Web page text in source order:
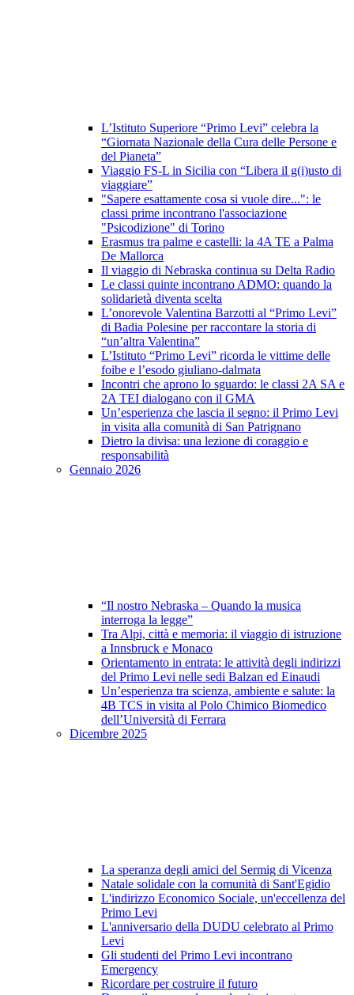
L’Istituto Superiore “Primo Levi” celebra la
“Giornata Nazionale della Cura delle Persone e
del Pianeta”
Viaggio FS-L in Sicilia con “Libera il g(i)usto di
viaggiare”
"Sapere esattamente cosa si vuole dire...": le
classi prime incontrano l'associazione
"Psicodizione" di Torino
Erasmus tra palme e castelli: la 4A TE a Palma
De Mallorca
Il viaggio di Nebraska continua su Delta Radio
Le classi quinte incontrano ADMO: quando la
solidarietà diventa scelta
L’onorevole Valentina Barzotti al “Primo Levi”
di Badia Polesine per raccontare la storia di
“un’altra Valentina”
L’Istituto “Primo Levi” ricorda le vittime delle
foibe e l’esodo giuliano-dalmata
Incontri che aprono lo sguardo: le classi 2A SA e
2A TEI dialogano con il GMA
Un’esperienza che lascia il segno: il Primo Levi
in visita alla comunità di San Patrignano
Dietro la divisa: una lezione di coraggio e
responsabilità
Gennaio 2026
“Il nostro Nebraska – Quando la musica
interroga la legge”
Tra Alpi, città e memoria: il viaggio di istruzione
a Innsbruck e Monaco
Orientamento in entrata: le attività degli indirizzi
del Primo Levi nelle sedi Balzan ed Einaudi
Un’esperienza tra scienza, ambiente e salute: la
4B TCS in visita al Polo Chimico Biomedico
dell’Università di Ferrara
Dicembre 2025
La speranza degli amici del Sermig di Vicenza
Natale solidale con la comunità di Sant'Egidio
L'indirizzo Economico Sociale, un'eccellenza del
Primo Levi
L'anniversario della DUDU celebrato al Primo
Levi
Gli studenti del Primo Levi incontrano
Emergency
Ricordare per costruire il futuro